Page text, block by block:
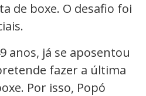
de boxe. O desafio foi
anos, já se aposentou
fazer a última
Por isso, Popó